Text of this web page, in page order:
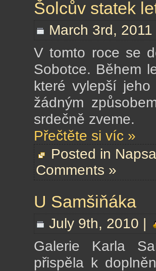
Šolcův statek
March 3rd,
V tomto roce se
Sobotce. Během
které vylepší
žádným
srdečně zveme.
Přečtěte si víc »
Posted in
Comments »
U Samšiňáka
July 9th, 2010 |
Galerie Karla
přispěla k